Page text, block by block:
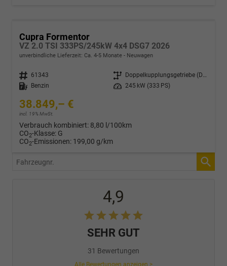
Cupra Formentor
VZ 2.0 TSI 333PS/245kW 4x4 DSG7 2026
unverbindliche Lieferzeit: Ca. 4-5 Monate Neuwagen
Fahrzeugnr. 61343 Getriebe
Doppelkupplungsgetriebe (DSG)
Kraftstoff
Benzin Leistung 245 kW (333 PS)
38.849,– €
incl. 19% MwSt.
Verbrauch kombiniert: 8,80 l/100km
CO2-Klasse: G
CO2-Emissionen: 199,00 g/km
Fahrzeugnr.
4,9
SEHR GUT
31 Bewertungen
Alle Bewertungen anzeigen >